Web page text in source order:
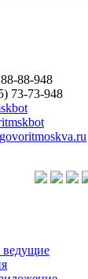
88-948
73-73-948